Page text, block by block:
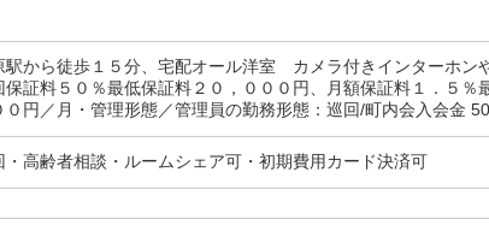
から徒歩１５分、宅配オール洋室 カメラ付きインターホン
証料５０％最低保証料２０，０００円、月額保証料１．５％
０円／月・管理形態／管理員の勤務形態：巡回/町内会入会金
高齢者相談・ルームシェア可・初期費用カード決済可